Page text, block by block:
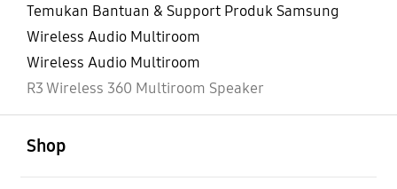
Temukan Bantuan & Support Produk Samsung
Wireless Audio Multiroom
Wireless Audio Multiroom
R3 Wireless 360 Multiroom Speaker
Shop